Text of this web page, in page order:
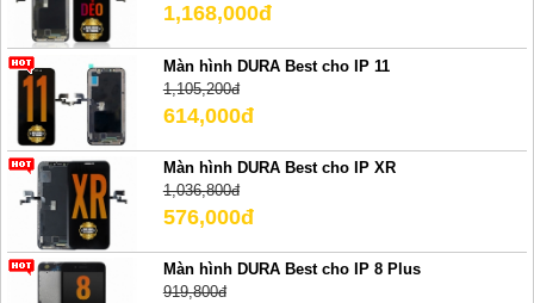
1,168,000đ
Màn hình DURA Best cho IP 11
1,105,200đ
614,000đ
Màn hình DURA Best cho IP XR
1,036,800đ
576,000đ
Màn hình DURA Best cho IP 8 Plus
919,800đ